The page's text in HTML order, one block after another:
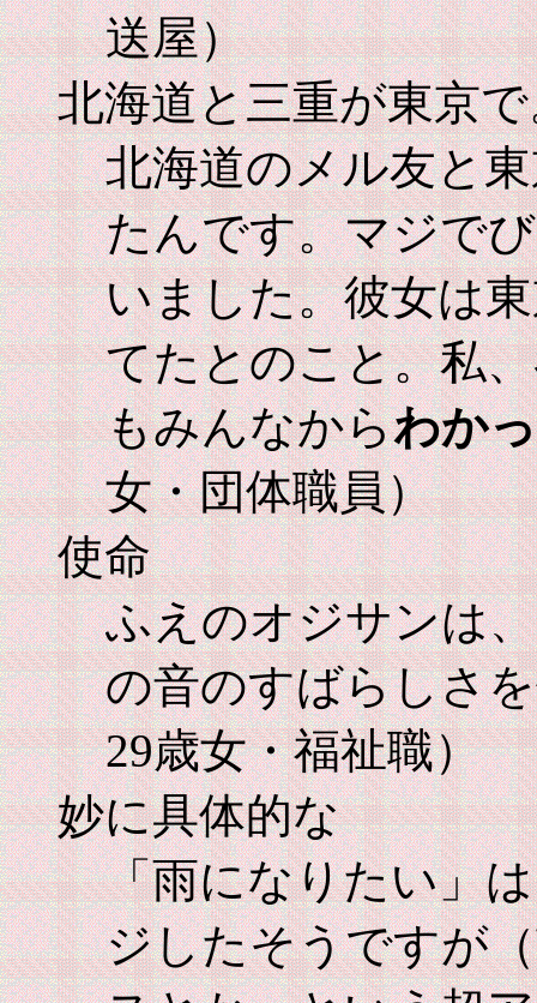
送屋）
北海道と三重が東京
北海道のメル友と
たんです。マジで
いました。彼女は
てたとのこと。私
もみんなからわか
女・団体職員）
使命
ふえのオジサンは
の音のすばらしさ
29歳女・福祉職）
妙に具体的な
「雨になりたい」
ジしたそうですが